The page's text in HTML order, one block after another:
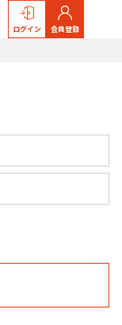
ログイン 会員登録